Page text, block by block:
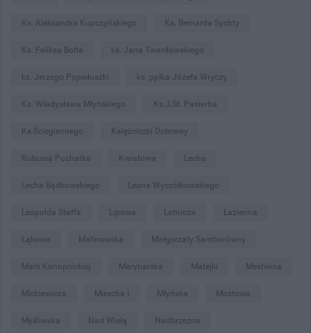
Ks. Aleksandra Kupczyńskiego Ks. Bernarda Sychty
Ks. Feliksa Bolta ks. Jana Twardowskiego
ks. Jerzego Popiełuszki ks. ppłka Józefa Wryczy
Ks. Władysława Młyńskiego Ks.J.St. Pasierba
Ks.Ściegiennego Księżniczki Dobrawy
Kubusia Puchatka Kwiatowa Lecha
Lecha Bądkowskiego Leona Wyczółkowskiego
Leopolda Staffa Lipowa Lotnicza Łazienna
Łąkowa Malinowska Małgorzaty Samborówny
Marii Konopnickiej Marynarska Matejki Mestwina
Mickiewicza Mieszka I Młyńska Mostowa
Myśliwska Nad Wisłą Nadbrzeżna